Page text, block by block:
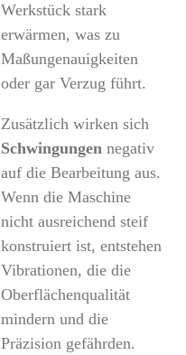
Werkstück stark
erwärmen, was zu
Maßungenauigkeiten
oder gar Verzug führt.
Zusätzlich wirken sich
Schwingungennegativ
auf die Bearbeitung aus.
Wenn die Maschine
nicht ausreichend steif
konstruiert ist, entstehen
Vibrationen, die die
Oberflächenqualität
mindern und die
Präzision gefährden.